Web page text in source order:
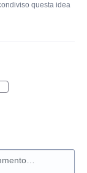
questa idea